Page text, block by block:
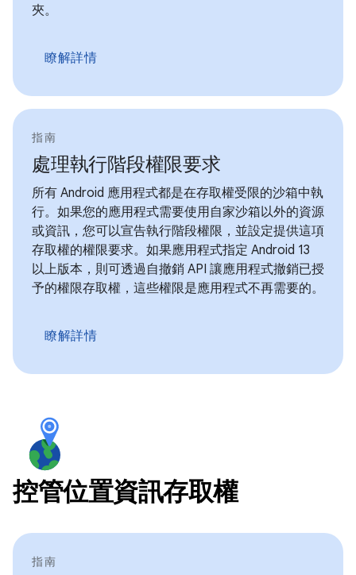
夾。
瞭解詳情
指南
處理執行階段權限要求
所有 Android 應用程式都是在存取權受限的沙箱中執
行。如果您的應用程式需要使用自家沙箱以外的資源
或資訊，您可以宣告執行階段權限，並設定提供這項
存取權的權限要求。如果應用程式指定 Android 13
以上版本，則可透過自撤銷 API 讓應用程式撤銷已授
予的權限存取權，這些權限是應用程式不再需要的。
瞭解詳情
控管位置資訊存取權
指南